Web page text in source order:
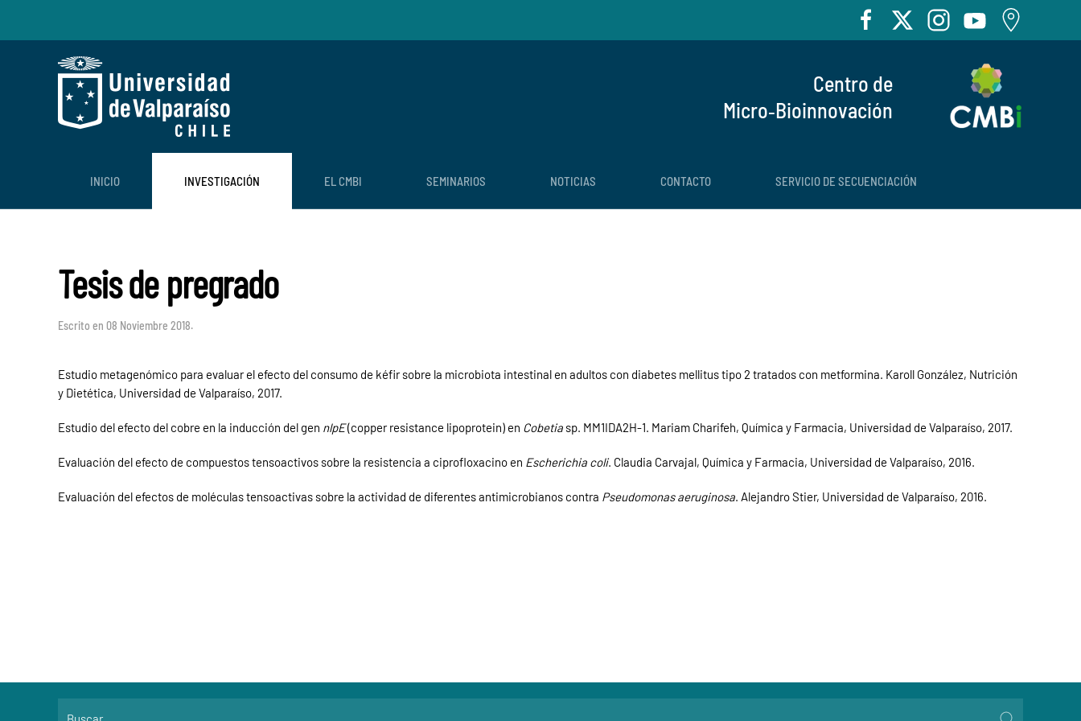
Skip to main content
Centro de
Micro‑Bioinnovación
INICIO INVESTIGACIÓN EL CMBI SEMINARIOS NOTICIAS CONTACTO SERVICIO DE SECUENCIACIÓN
Tesis de pregrado
Escrito en 08 Noviembre 2018.
Estudio metagenómico para evaluar el efecto del consumo de kéfir sobre la microbiota intestinal en adultos con diabetes mellitus tipo 2 tratados con metformina. Karoll González, Nutrición
y Dietética, Universidad de Valparaíso, 2017.
Estudio del efecto del cobre en la inducción del gen nlpE(copper resistance lipoprotein) en Cobetia sp. MM1IDA2H-1. Mariam Charifeh, Química y Farmacia, Universidad de Valparaíso, 2017.
Evaluación del efecto de compuestos tensoactivos sobre la resistencia a ciprofloxacino en Escherichia coli. Claudia Carvajal, Química y Farmacia, Universidad de Valparaíso, 2016.
Evaluación del efectos de moléculas tensoactivas sobre la actividad de diferentes antimicrobianos contra Pseudomonas aeruginosa. Alejandro Stier, Universidad de Valparaíso, 2016.